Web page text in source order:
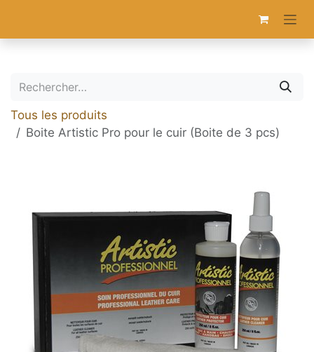
Tous les produits
Boite Artistic Pro pour le cuir (Boite de 3 pcs)